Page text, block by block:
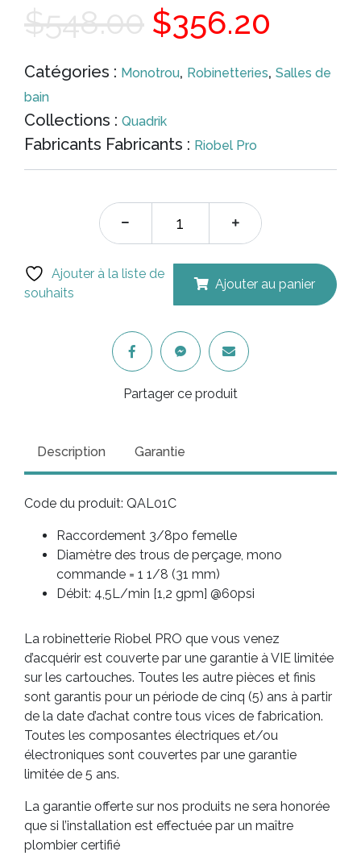
$548.00 Le
prix
initial
était :
$548.00.
$356.20
prix
est :
Catégories : Monotrou, Robinetteries, Salles de
bain
Collections : Quadrik
Fabricants Fabricants : Riobel Pro
Ajouter à la liste de
souhaits
Ajouter au panier
Partager ce produit
Description Garantie
Code du produit: QAL01C
Raccordement 3/8po femelle
Diamètre des trous de perçage, mono
commande = 1 1/8 (31 mm)
Débit: 4,5L/min [1,2 gpm] @60psi
La robinetterie Riobel PRO que vous venez
d’acquérir est couverte par une garantie à VIE limitée
sur les cartouches. Toutes les autre pièces et finis
sont garantis pour un période de cinq (5) ans à partir
de la date d’achat contre tous vices de fabrication.
Toutes les composantes électriques et/ou
électroniques sont couvertes par une garantie
limitée de 5 ans.
La garantie offerte sur nos produits ne sera honorée
que si l’installation est effectuée par un maître
plombier certifié